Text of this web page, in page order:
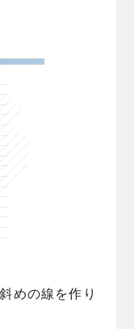
めの線を作り